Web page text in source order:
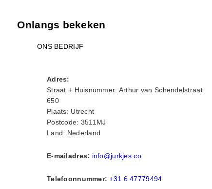
Onlangs bekeken
ONS BEDRIJF
Adres:
Straat + Huisnummer: Arthur van Schendelstraat
650
Plaats: Utrecht
Postcode: 3511MJ
Land: Nederland
E-mailadres: info@jurkjes.co
Telefoonnummer: +31 6 47779494